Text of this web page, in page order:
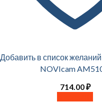
Добавить в список желаний
NOVIcam
714.00₽